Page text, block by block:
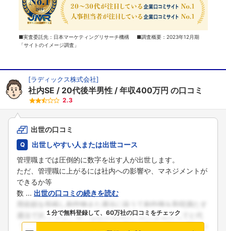
■実査委託先：日本マーケティングリサーチ機構 ■調査概要：2023年12月期
「サイトのイメージ調査」
[ラディックス株式会社]
社内SE 20代後半男性 年収400万円 の口コミ
2.3
出世の口コミ
出世しやすい人または出世コース
管理職までは圧倒的に数字を出す人が出世します。
ただ、管理職に上がるには社内への影響や、マネジメントが
できるか等
数 ... 出世の口コミの続きを読む
１分で無料登録して、60万社の口コミをチェック